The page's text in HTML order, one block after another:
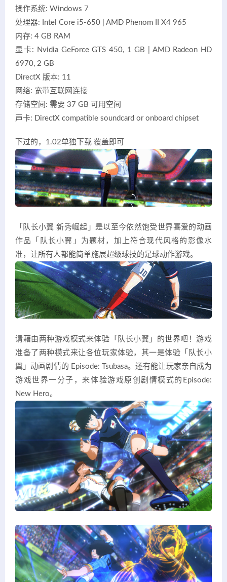
操作系统: Windows 7
处理器: Intel Core i5-650 | AMD Phenom II X4 965
内存: 4 GB RAM
显卡: Nvidia GeForce GTS 450, 1 GB | AMD Radeon HD
6970, 2 GB
DirectX 版本: 11
网络: 宽带互联网连接
存储空间: 需要 37 GB 可用空间
声卡: DirectX compatible soundcard or onboard chipset
下过的，1.02单独下载 覆盖即可
「队长小翼 新秀崛起」是以至今依然饱受世界喜爱的动画
作品「队长小翼」为题材，加上符合现代风格的影像水
准，让所有人都能简单施展超级球技的足球动作游戏。
请藉由两种游戏模式来体验「队长小翼」的世界吧！游戏
准备了两种模式来让各位玩家体验，其一是体验「队长小
翼」动画剧情的 Episode: Tsubasa。还有能让玩家亲自成为
游戏世界一分子，来体验游戏原创剧情模式的Episode:
New Hero。